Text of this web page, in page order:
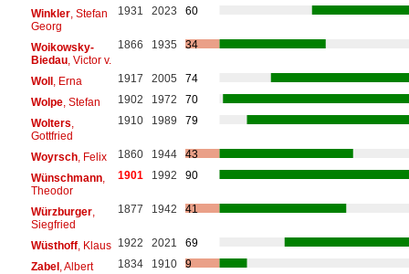
Winkler, Stefan
Georg
1931 2023 60
Woikowsky-
Biedau, Victor v.
1866 1935 34
Woll, Erna 1917 2005
74
Wolpe, Stefan 1902 1972
70
Wolters
Gottfried
1910 1989 79
Woyrsch, Felix 1860 1944
43
Wünschmann,
Theodor
1901 1992 90
Würzburger,
Siegfried
1877 1942 41
Wüsthoff, Klaus 1922 2021
69
Zabel, Albert 1834 1910
9